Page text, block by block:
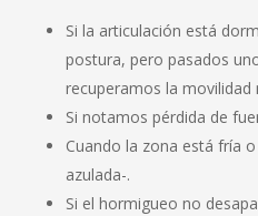
Si la articulación está
postura, pero pasados
recuperamos la movilidad
Si notamos pérdida de
Cuando la zona está fría
azulada-.
Si el hormigueo no